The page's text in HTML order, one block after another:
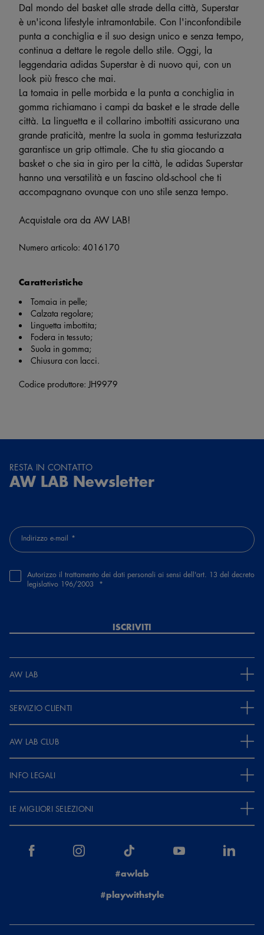
Dal mondo del basket alle strade della città, Superstar
è un'icona lifestyle intramontabile. Con l'inconfondibile
punta a conchiglia e il suo design unico e senza tempo,
continua a dettare le regole dello stile. Oggi, la
leggendaria adidas Superstar è di nuovo qui, con un
look più fresco che mai.
La tomaia in pelle morbida e la punta a conchiglia in
gomma richiamano i campi da basket e le strade delle
città. La linguetta e il collarino imbottiti assicurano una
grande praticità, mentre la suola in gomma testurizzata
garantisce un grip ottimale. Che tu stia giocando a
basket o che sia in giro per la città, le adidas Superstar
hanno una versatilità e un fascino old-school che ti
accompagnano ovunque con uno stile senza tempo.
Acquistale ora da AW LAB!
Numero articolo: 4016170
Caratteristiche
Tomaia in pelle;
Calzata regolare;
Linguetta imbottita;
Fodera in tessuto;
Suola in gomma;
Chiusura con lacci.
Codice produttore: JH9979
RESTA IN CONTATTO
AW LAB Newsletter
Indirizzo e-mail
Autorizzo il trattamento dei dati personali ai sensi dell'art. 13 del decreto
legislativo 196/2003
ISCRIVITI
AW LAB
SERVIZIO CLIENTI
AW LAB CLUB
INFO LEGALI
LE MIGLIORI SELEZIONI
#awlab
#playwithstyle